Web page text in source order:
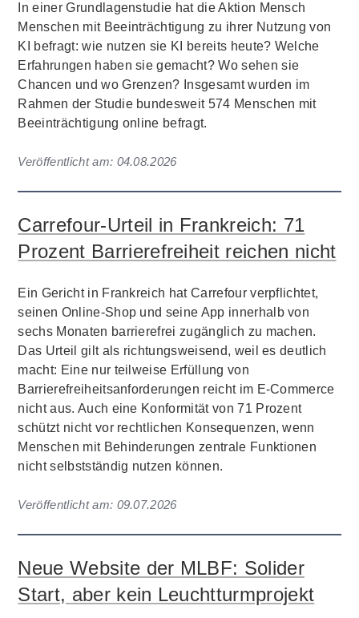
In einer Grundlagenstudie hat die Aktion Mensch
Menschen mit Beeinträchtigung zu ihrer Nutzung von
KI befragt: wie nutzen sie KI bereits heute? Welche
Erfahrungen haben sie gemacht? Wo sehen sie
Chancen und wo Grenzen? Insgesamt wurden im
Rahmen der Studie bundesweit 574 Menschen mit
Beeinträchtigung online befragt.
Veröffentlicht am: 04.08.2026
Carrefour-Urteil in Frankreich: 71
Prozent Barrierefreiheit reichen nicht
Ein Gericht in Frankreich hat Carrefour verpflichtet,
seinen Online-Shop und seine App innerhalb von
sechs Monaten barrierefrei zugänglich zu machen.
Das Urteil gilt als richtungsweisend, weil es deutlich
macht: Eine nur teilweise Erfüllung von
Barrierefreiheitsanforderungen reicht im E-Commerce
nicht aus. Auch eine Konformität von 71 Prozent
schützt nicht vor rechtlichen Konsequenzen, wenn
Menschen mit Behinderungen zentrale Funktionen
nicht selbstständig nutzen können.
Veröffentlicht am: 09.07.2026
Neue Website der MLBF: Solider
Start, aber kein Leuchtturmprojekt